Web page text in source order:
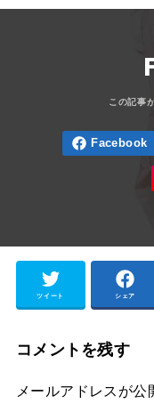
ツイート シェア
コメントを残す
メールアドレスが公